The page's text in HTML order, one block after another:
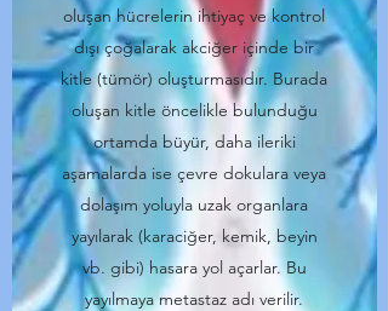
oluşan hücrelerin ihtiyaç ve kontrol
dışı çoğalarak akciğer içinde bir
kitle (tümör) oluşturmasıdır. Burada
oluşan kitle öncelikle bulunduğu
ortamda büyür, daha ileriki
aşamalarda ise çevre dokulara veya
dolaşım yoluyla uzak organlara
yayılarak (karaciğer, kemik, beyin
vb. gibi) hasara yol açarlar. Bu
yayılmaya metastaz adı verilir.